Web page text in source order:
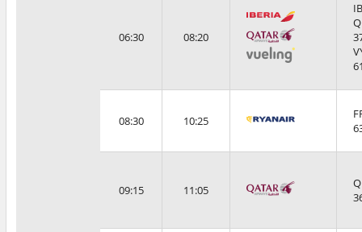
06:30 08:20
08:30 10:25
09:15 11:05